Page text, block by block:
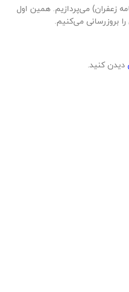
زعفران) می‌پردازیم. همین اول
بروزرسانی می‌کنیم.
دیدن کنید.